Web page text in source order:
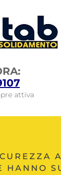
attiva
HANNO